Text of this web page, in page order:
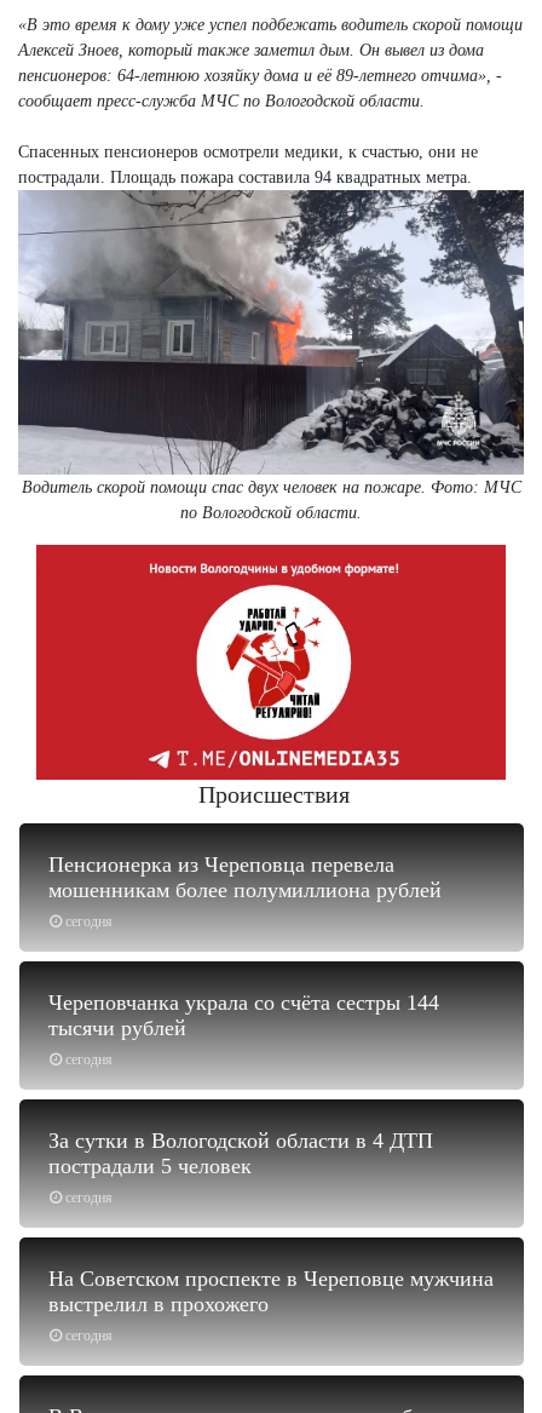
«В это время к дому уже успел подбежать водитель скорой помощи
Алексей Зноев, который также заметил дым. Он вывел из дома
пенсионеров: 64-летнюю хозяйку дома и её 89-летнего отчима», -
сообщает пресс-служба МЧС по Вологодской области.
Спасенных пенсионеров осмотрели медики, к счастью, они не
пострадали. Площадь пожара составила 94 квадратных метра.
Водитель скорой помощи спас двух человек на пожаре. Фото: МЧС
по Вологодской области.
Происшествия
сегодня
Пенсионерка из Череповца перевела
мошенникам более полумиллиона рублей
сегодня
Череповчанка украла со счёта сестры 144
тысячи рублей
сегодня
За сутки в Вологодской области в 4 ДТП
пострадали 5 человек
сегодня
На Советском проспекте в Череповце мужчина
выстрелил в прохожего